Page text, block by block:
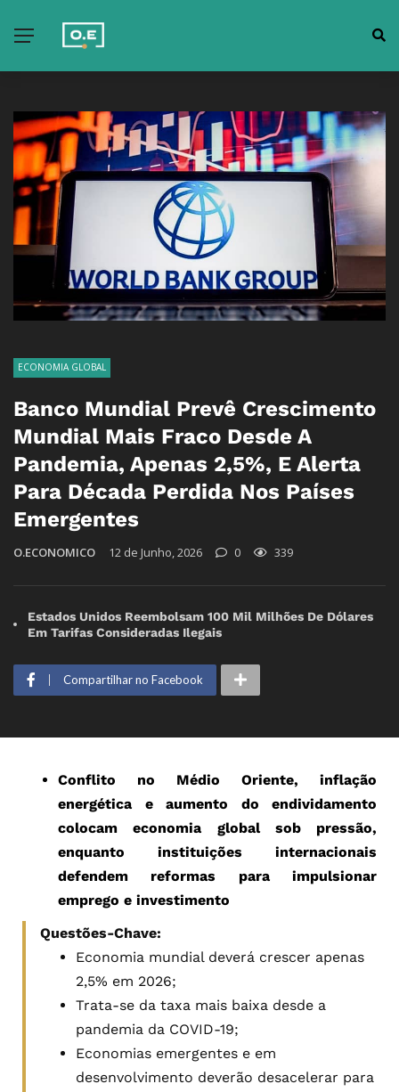
ECONOMIA GLOBAL
Banco Mundial Prevê Crescimento
Mundial Mais Fraco Desde A
Pandemia, Apenas 2,5%, E Alerta
Para Década Perdida Nos Países
Emergentes
O.ECONOMICO 12 de Junho, 2026 0 339
Estados Unidos Reembolsam 100 Mil Milhões De Dólares
Em Tarifas Consideradas Ilegais
Compartilhar no Facebook
Conflito no Médio Oriente, inflação
energética e aumento do endividamento
colocam economia global sob pressão,
enquanto instituições internacionais
defendem reformas para impulsionar
emprego e investimento
Questões-Chave:
Economia mundial deverá crescer apenas
2,5% em 2026;
Trata-se da taxa mais baixa desde a
pandemia da COVID-19;
Economias emergentes e em
desenvolvimento deverão desacelerar para